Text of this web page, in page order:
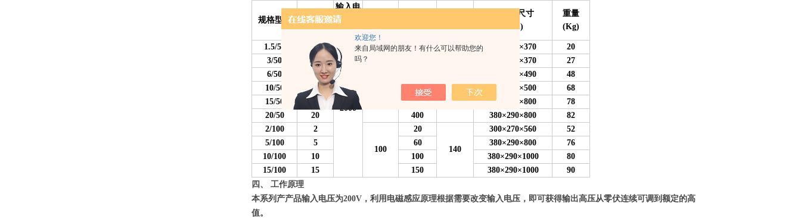
欢迎您！
来自局域网的朋友！有什么可以帮助您的
吗？
规格型号
容量
输入电
（V）
大外型尺寸
(mm)
重量
(Kg)
1.5/50 1.5
2000
30 250×200×370
20
3/50
3 270×220×370
27
6/50
6 300×270×490
48
10/50
10 200 380×290×500
68
15/50
15 300 380×290×800
78
20/50
20 400 380×290×800
82
2/100
2
100
20
140
300×270×560
52
5/100
5 60 380×290×800
76
10/100
10 100 380×290×1000
80
15/100
15 150 380×290×1000
90
四、 工作原理
本系列产产品输入电压为200V，利用电磁感应原理根据需要改变输入电压，即可获得输出高压从零伏连续可调到额定的高
值。